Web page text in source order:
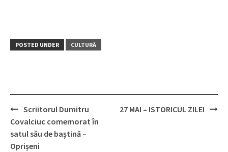
POSTED UNDER CULTURĂ
Post
navigation
Scriitorul Dumitru
Covalciuc comemorat în
satul său de baștină –
Oprișeni
27 MAI – ISTORICUL ZILEI